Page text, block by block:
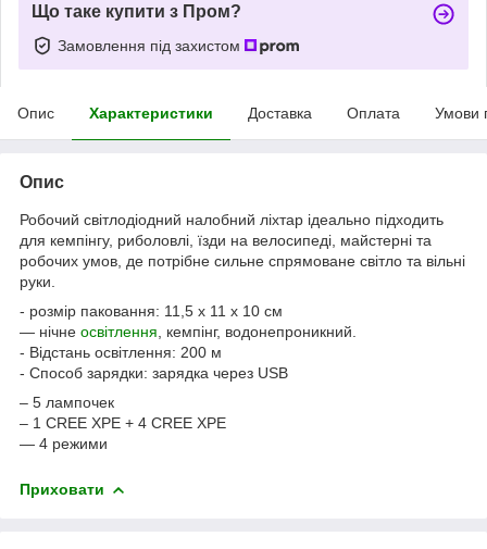
Що таке купити з Пром?
Замовлення під захистом
Опис Характеристики Доставка Оплата Умови
Опис
Робочий світлодіодний налобний ліхтар ідеально підходить
для кемпінгу, риболовлі, їзди на велосипеді, майстерні та
робочих умов, де потрібне сильне спрямоване світло та вільні
руки.
- розмір паковання: 11,5 x 11 x 10 см
— нічне освітлення , кемпінг, водонепроникний.
- Відстань освітлення: 200 м
- Способ зарядки: зарядка через USB
– 5 лампочек
– 1 CREE XPE + 4 CREE XPE
— 4 режими
Приховати